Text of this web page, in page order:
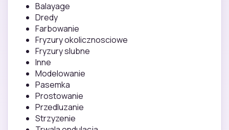
Balayage
Dredy
Farbowanie
Fryzury okolicznosciowe
Fryzury slubne
Inne
Modelowanie
Pasemka
Prostowanie
Przedluzanie
Strzyzenie